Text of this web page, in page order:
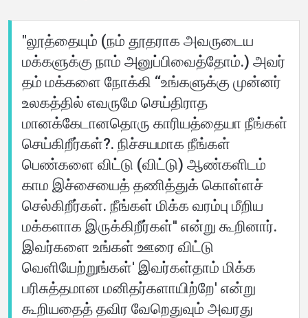
வீடு
பற்றி
மொழிகள்
"லூத்தையும் (நம் தூதராக அவருடைய
மக்களுக்கு நாம் அனுப்பிவைத்தோம்.) அவர்
தம் மக்களை நோக்கி ‘‘உங்களுக்கு முன்னர்
உலகத்தில் எவருமே செய்திராத
மானக்கேடானதொரு காரியத்தையா நீங்கள்
செய்கிறீர்கள்?. நிச்சயமாக நீங்கள்
பெண்களை விட்டு (விட்டு) ஆண்களிடம்
காம இச்சையைத் தணித்துக் கொள்ளச்
செல்கிறீர்கள். நீங்கள் மிக்க வரம்பு மீறிய
மக்களாக இருக்கிறீர்கள்'' என்று கூறினார்.
இவர்களை உங்கள் ஊரை விட்டு
வெளியேற்றுங்கள்' இவர்கள்தாம் மிக்க
பரிசுத்தமான மனிதர்களாயிற்றே' என்று
கூறியதைத் தவிர வேறெதுவும் அவரது